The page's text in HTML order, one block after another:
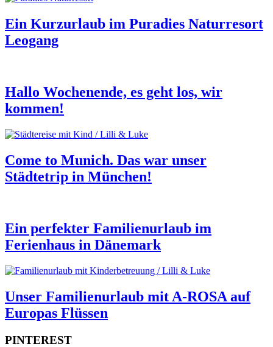
Ein Kurzurlaub im Puradies Naturresort
Leogang
Hallo Wochenende, es geht los, wir
kommen!
Come to Munich. Das war unser
Städtetrip in München!
Ein perfekter Familienurlaub im
Ferienhaus in Dänemark
Unser Familienurlaub mit A-ROSA auf
Europas Flüssen
PINTEREST